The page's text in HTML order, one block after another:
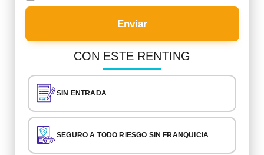
Enviar
CON ESTE RENTING
SIN ENTRADA
SEGURO A TODO RIESGO SIN FRANQUICIA